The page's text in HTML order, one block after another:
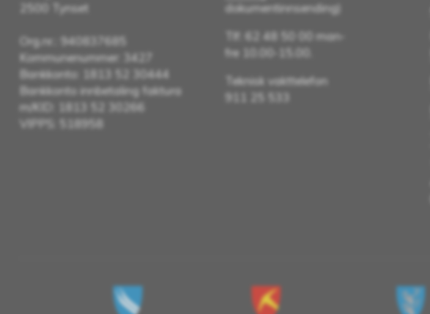
2500 Tynset
Org.nr.: 940837685
Kommunenummer: 3427
Bankkonto: 1813 52 30444
Bankkonto innbetaling faktura
m/KID: 1813 52 30266
VIPPS: 518958
dokumentinnsending)
Tlf: 62 48 50 00 man-
fre 10.00-15.00.
Teknisk vakttelefon